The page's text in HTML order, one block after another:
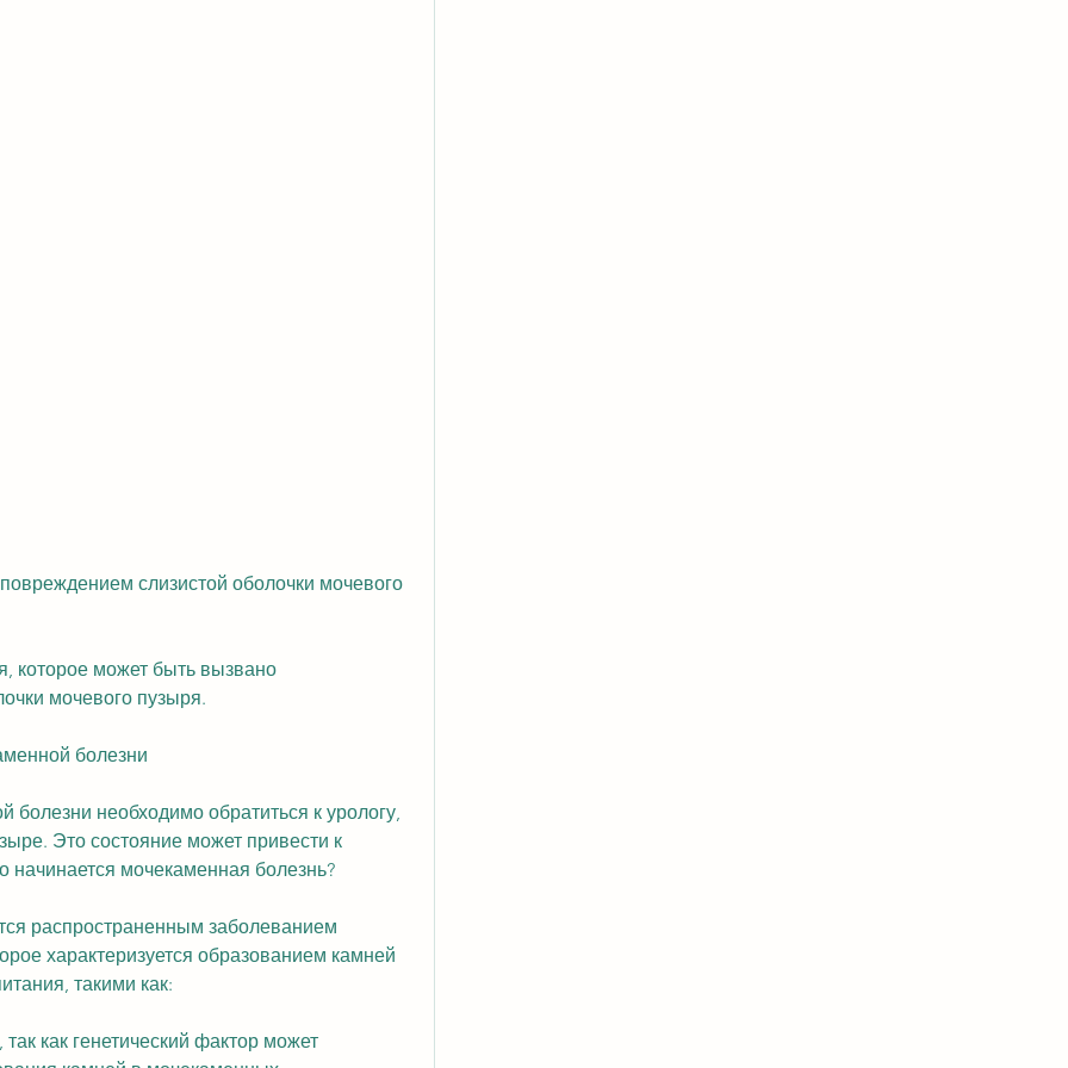
которое может быть вызвано
мочевого пузыря.
болезни
болезни необходимо обратиться к урологу,
Это состояние может привести к
мочекаменная болезнь?
распространенным заболеванием
характеризуется образованием камней
такими как:
как генетический фактор может